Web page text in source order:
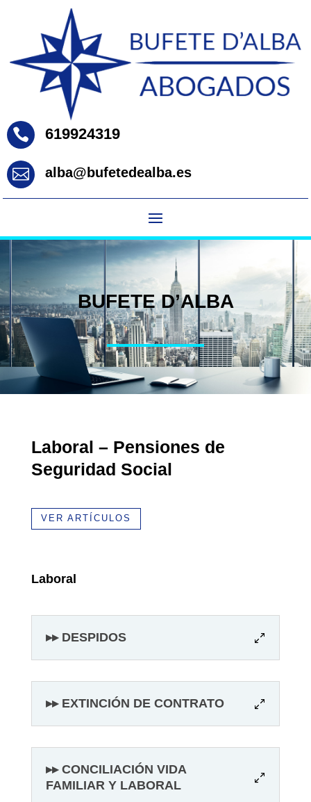
 619924319
 alba@bufetedealba.es
BUFETE D’ALBA
Laboral – Pensiones de
Seguridad Social
VER ARTÍCULOS
Laboral
▸▸ DESPIDOS
▸▸ EXTINCIÓN DE CONTRATO
▸▸ CONCILIACIÓN VIDA
FAMILIAR Y LABORAL